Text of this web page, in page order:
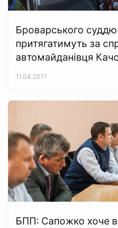
Броварського
притягатимуть за
автомайданівця
11.04.2017
БПП: Сапожко хоче в